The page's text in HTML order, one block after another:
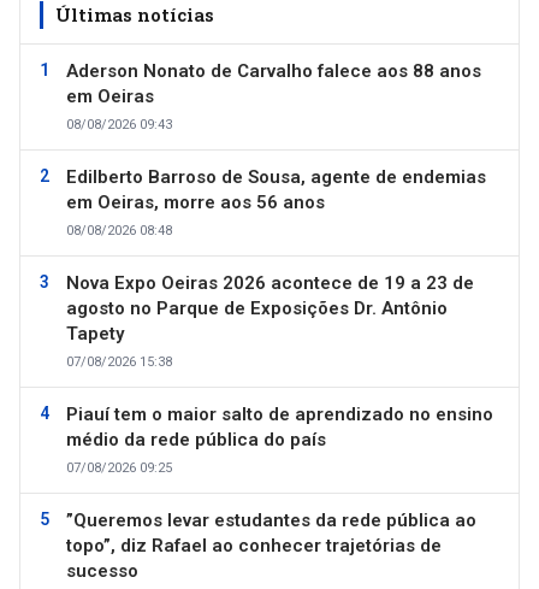
Últimas notícias
Aderson Nonato de Carvalho falece aos 88 anos
em Oeiras
08/08/2026 09:43
Edilberto Barroso de Sousa, agente de endemias
em Oeiras, morre aos 56 anos
08/08/2026 08:48
Nova Expo Oeiras 2026 acontece de 19 a 23 de
agosto no Parque de Exposições Dr. Antônio
Tapety
07/08/2026 15:38
Piauí tem o maior salto de aprendizado no ensino
médio da rede pública do país
07/08/2026 09:25
”Queremos levar estudantes da rede pública ao
topo”, diz Rafael ao conhecer trajetórias de
sucesso